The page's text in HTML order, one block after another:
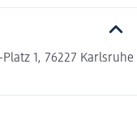
1, 76227 Karlsruhe